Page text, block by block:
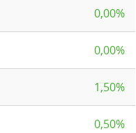
0,00%
0,00%
1,50%
0,50%